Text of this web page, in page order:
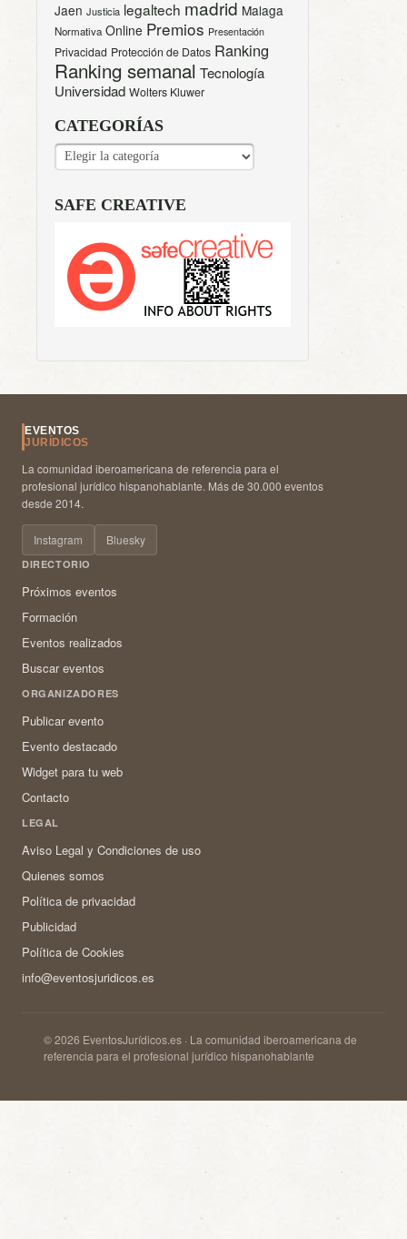
Jaen Justicia legaltech madrid Malaga
Normativa Online Premios Presentación
Privacidad Protección de Datos Ranking
Ranking semanal Tecnología
Universidad Wolters Kluwer
CATEGORÍAS
CATEGORÍAS
SAFE CREATIVE
EVENTOS
JURÍDICOS
La comunidad iberoamericana de referencia para el
profesional jurídico hispanohablante. Más de 30.000 eventos
desde 2014.
Instagram Bluesky
DIRECTORIO
Próximos eventos
Formación
Eventos realizados
Buscar eventos
ORGANIZADORES
Publicar evento
Evento destacado
Widget para tu web
Contacto
LEGAL
Aviso Legal y Condiciones de uso
Quienes somos
Política de privacidad
Publicidad
Política de Cookies
info@eventosjuridicos.es
© 2026 EventosJurídicos.es · La comunidad iberoamericana de
referencia para el profesional jurídico hispanohablante